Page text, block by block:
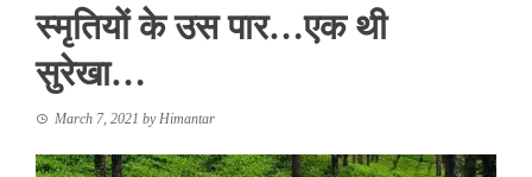
स्मृतियों के उस पार…एक थी
सुरेखा…
March 7, 2021 byHimantar